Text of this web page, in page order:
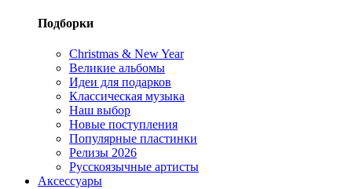
Подборки
Christmas & New Year
Великие альбомы
Идеи для подарков
Классическая музыка
Наш выбор
Новые поступления
Популярные пластинки
Релизы 2026
Русскоязычные артисты
Аксессуары